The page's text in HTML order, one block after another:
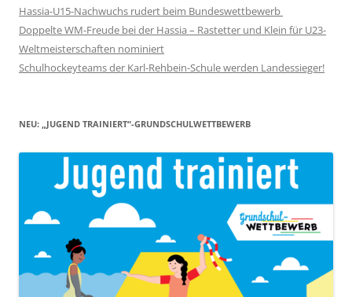
Hassia-U15-Nachwuchs rudert beim Bundeswettbewerb
Doppelte WM-Freude bei der Hassia – Rastetter und Klein für U23-
Weltmeisterschaften nominiert
Schulhockeyteams der Karl-Rehbein-Schule werden Landessieger!
NEU: „JUGEND TRAINIERT“-GRUNDSCHULWETTBEWERB